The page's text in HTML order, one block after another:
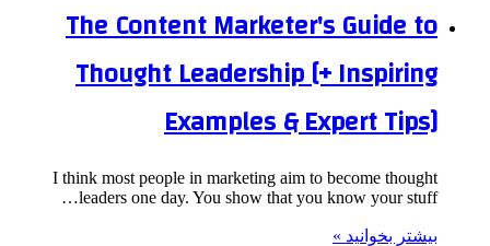
The Content Marketer's Guide to
Thought Leadership [+ Inspiring
Examples & Expert Tips]
I think most people in marketing aim to become thought
leaders one day. You show that you know your stuff…
بیشتر بخوانید »